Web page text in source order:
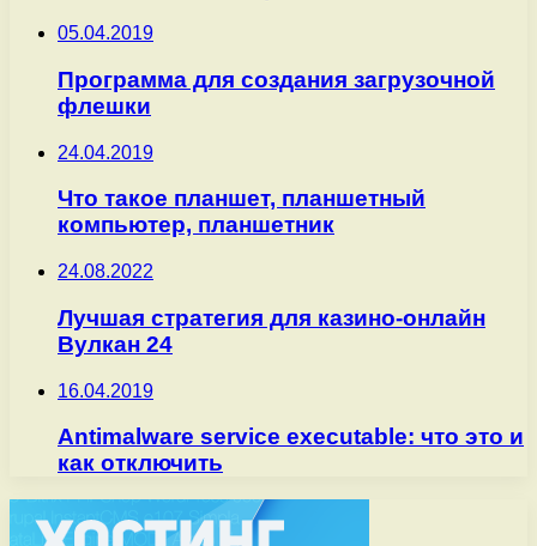
05.04.2019
Программа для создания загрузочной
флешки
24.04.2019
Что такое планшет, планшетный
компьютер, планшетник
24.08.2022
Лучшая стратегия для казино-онлайн
Вулкан 24
16.04.2019
Antimalware service executable: что это и
как отключить